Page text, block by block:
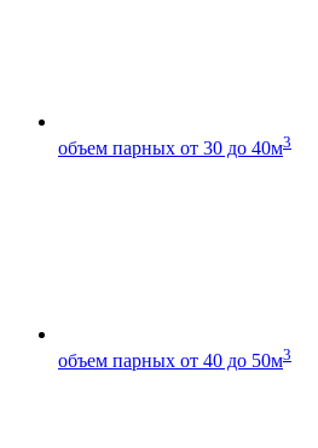
объем парных от 30 до 40м3
объем парных от 40 до 50м3